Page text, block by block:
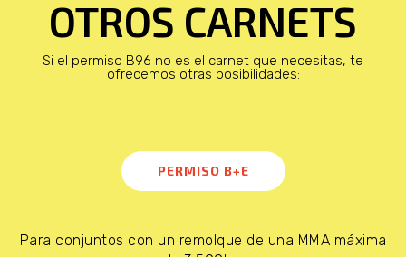
OTROS CARNETS
Si el permiso B96 no es el carnet que necesitas, te
ofrecemos otras posibilidades:
PERMISO B+E
Para conjuntos con un remolque de una MMA máxima